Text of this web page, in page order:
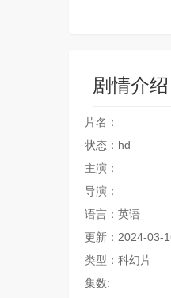
剧情介绍
片名：
状态：hd
主演：
导演：
语言：英语
更新：2024-03-
类型：科幻片
集数: